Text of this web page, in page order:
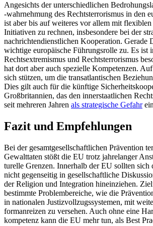
Angesichts der unterschiedlichen
‑wahrnehmung des Rechts­terrorismus in den
ist aber bis auf weiteres vor allem mit
Initiativen zu rech­nen, insbesondere bei der
nachrichtendienstlichen Kooperation. Gerade
wichtige europäische Führungsrolle zu. Es ist
Rechtsextremismus und Rechts­terrorismus
hat dort aber auch spezielle Kompetenzen.
sich stützen, um die transatlantischen
Dies gilt auch für die künftige
Großbritannien, das den innerstaatlichen
seit mehreren Jahren als strategische Gefahr
Fazit und Empfehlungen
Bei der gesamtgesellschaftlichen Prävention
Gewalttaten stößt die EU trotz jahrelanger
turelle Grenzen. Innerhalb der EU sollten sich
nicht gegenseitig in gesellschaftliche
der Religion und Integration hineinziehen.
bestimmte Problembereiche, wie die
in nationalen Justizvollzugssystemen, mit
formanreizen zu versehen. Auch ohne eine
kompetenz kann die EU mehr tun, als Best